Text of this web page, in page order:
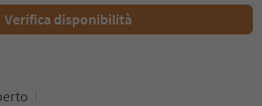
Verifica disponibilità